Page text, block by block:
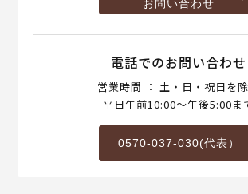
お問い合わせ
電話でのお問い合わせ
営業時間 ： 土・日・祝日を除
平日午前10:00～午後5:00ま
0570-037-030(代表）